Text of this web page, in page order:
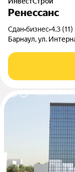
Ренессанс
Сдан•бизнес•4.3 (11)
Барнаул, ул.